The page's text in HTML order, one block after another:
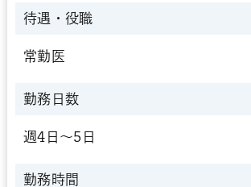
待遇・役職
常勤医
勤務日数
週4日～5日
勤務時間